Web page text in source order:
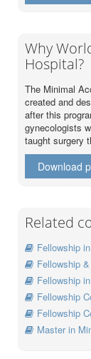
Why
Hospital?
The Minimal
created and
after this
gynecologists
taught surgery
Download
Related
Fellowship
Fellowship
Fellowship
Fellowship
Fellowship
Master in